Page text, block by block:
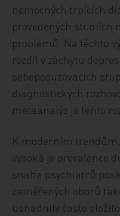
nemocných trpících
provedených studiích
problémů. Na těchto
rozdíl v záchytu
sebeposuzovacích
diagnostických
metaanalýz je tento
K moderním
vysoká je prevalence
snaha psychiatrů
zaměřených oborů
usnadnily často